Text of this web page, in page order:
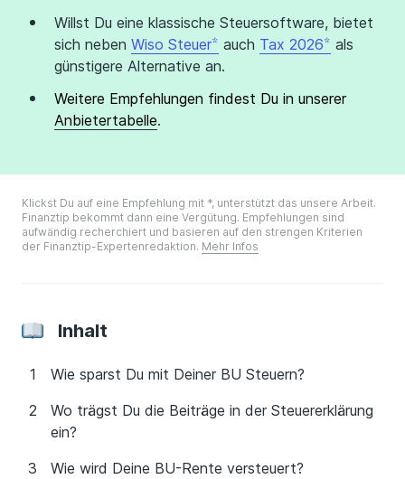
Willst Du eine klassische Steuersoftware, bietet
sich neben Wiso Steuer auch Tax 2026
als
günstigere Alternative an.
Weitere Empfehlungen findest Du in unserer
Anbietertabelle.
Klickst Du auf eine Empfehlung mit *, unterstützt das unsere Arbeit.
Finanztip bekommt dann eine Vergütung. Empfehlungen sind
aufwändig recherchiert und basieren auf den strengen Kriterien
der Finanztip-Expertenredaktion. Mehr Infos
Inhalt
Wie sparst Du mit Deiner BU Steuern?
Wo trägst Du die Beiträge in der Steuererklärung
ein?
Wie wird Deine BU-Rente versteuert?